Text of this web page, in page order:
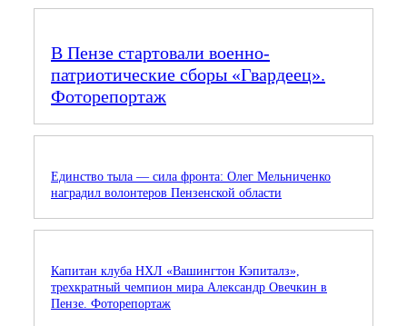
В Пензе стартовали военно-
патриотические сборы «Гвардеец».
Фоторепортаж
Единство тыла — сила фронта: Олег Мельниченко
наградил волонтеров Пензенской области
Капитан клуба НХЛ «Вашингтон Кэпиталз»,
трехкратный чемпион мира Александр Овечкин в
Пензе. Фоторепортаж